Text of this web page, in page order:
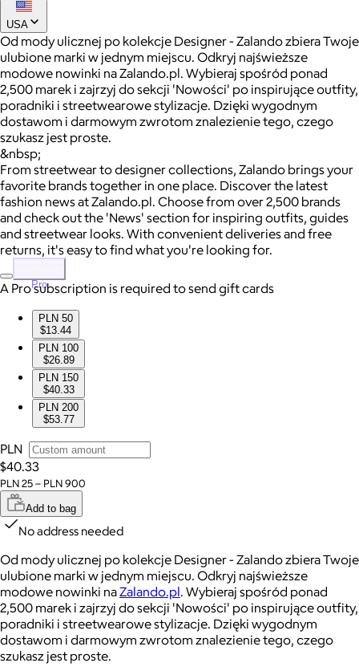
USA
Od mody ulicznej po kolekcje Designer - Zalando zbiera Twoje
ulubione marki w jednym miejscu. Odkryj najświeższe
modowe nowinki na Zalando.pl. Wybieraj spośród ponad
2,500 marek i zajrzyj do sekcji 'Nowości' po inspirujące outfity,
poradniki i streetwearowe stylizacje. Dzięki wygodnym
dostawom i darmowym zwrotom znalezienie tego, czego
szukasz jest proste.
&nbsp;
From streetwear to designer collections, Zalando brings your
favorite brands together in one place. Discover the latest
fashion news at Zalando.pl. Choose from over 2,500 brands
and check out the 'News' section for inspiring outfits, guides
and streetwear looks. With convenient deliveries and free
returns, it's easy to find what you're looking for.
Pro
A Pro subscription is required to send gift cards
PLN 50
$13.44
PLN 100
$26.89
PLN 150
$40.33
PLN 200
$53.77
PLN
$40.33
PLN 25 – PLN 900
Add to bag
No address needed
Od mody ulicznej po kolekcje Designer - Zalando zbiera Twoje
ulubione marki w jednym miejscu. Odkryj najświeższe
modowe nowinki naZalando.pl. Wybieraj spośród ponad
2,500 marek i zajrzyj do sekcji 'Nowości' po inspirujące outfity,
poradniki i streetwearowe stylizacje. Dzięki wygodnym
dostawom i darmowym zwrotom znalezienie tego, czego
szukasz jest proste.